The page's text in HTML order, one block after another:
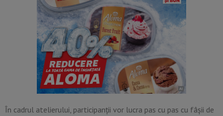
În cadrul atelierului, participanții vor lucra pas cu pas cu fâșii de